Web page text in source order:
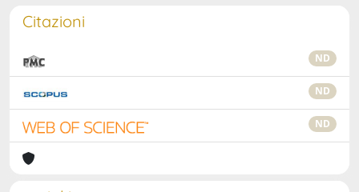
Citazioni
ND
ND
ND